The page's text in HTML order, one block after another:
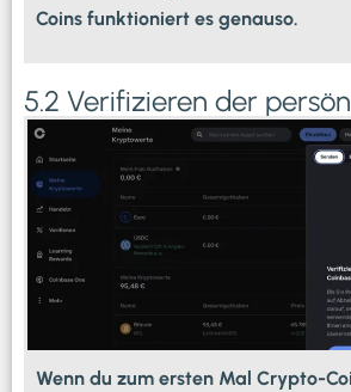
Coins funktioniert es genauso.
5.2 Verifizieren der
Wenn du zum ersten Mal Crypto-